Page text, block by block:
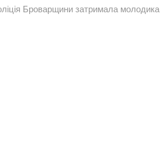
Броварщини затримала молодика